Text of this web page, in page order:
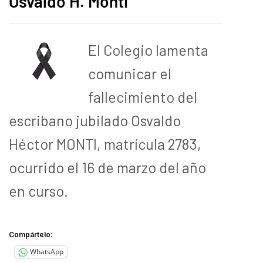
El Colegio lamenta
comunicar el
fallecimiento del
escribano jubilado Osvaldo
Héctor MONTI, matrícula 2783,
ocurrido el 16 de marzo del año
en curso.
Compártelo:
WhatsApp